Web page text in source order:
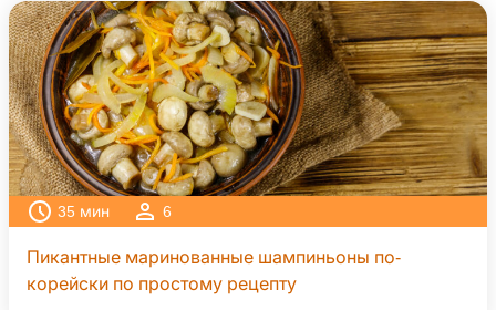
35 мин 6
Пикантные маринованные шампиньоны по-
корейски по простому рецепту